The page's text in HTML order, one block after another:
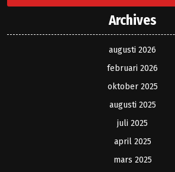
Archives
augusti 2026
februari 2026
oktober 2025
augusti 2025
juli 2025
april 2025
mars 2025